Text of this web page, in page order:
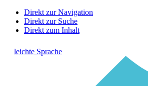
Direkt zur Navigation
Direkt zur Suche
Direkt zum Inhalt
leichte Sprache